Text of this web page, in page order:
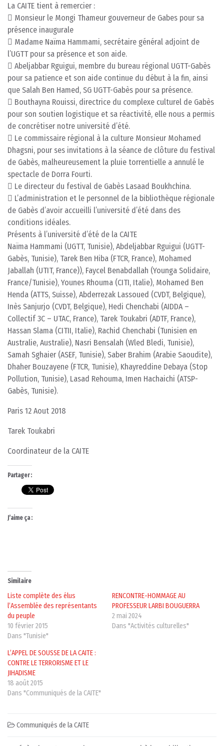
La CAITE tient à remercier :
 Monsieur le Mongi Thameur gouverneur de Gabes pour sa
présence inaugurale
 Madame Naïma Hammami, secrétaire général adjoint de
l’UGTT pour sa présence et son aide.
 Abeljabbar Rguigui, membre du bureau régional UGTT-Gabès
pour sa patience et son aide continue du début à la fin, ainsi
que Salah Ben Hamed, SG UGTT-Gabès pour sa présence.
 Bouthayna Rouissi, directrice du complexe culturel de Gabès
pour son soutien logistique et sa réactivité, elle nous a permis
de concrétiser notre université d’été.
 Le commissaire régional à la culture Monsieur Mohamed
Dhagsni, pour ses invitations à la séance de clôture du festival
de Gabès, malheureusement la pluie torrentielle a annulé le
spectacle de Dorra Fourti.
 Le directeur du festival de Gabès Lasaad Boukhchina.
 L’administration et le personnel de la bibliothèque régionale
de Gabès d’avoir accueilli l’université d’été dans des
conditions idéales.
Présents à l’université d’été de la CAITE
Naïma Hammami (UGTT, Tunisie), Abdeljabbar Rguigui (UGTT-
Gabès, Tunisie), Tarek Ben Hiba (FTCR, France), Mohamed
Jaballah (UTIT, France)), Faycel Benabdallah (Younga Solidaire,
France/Tunisie), Younes Rhouma (CITI, Italie), Mohamed Ben
Henda (ATTS, Suisse), Abderrezak Lassoued (CVDT, Belgique),
Inès Sanjurjo (CVDT, Belgique), Hedi Chenchabi (AIDDA –
Collectif 3C – UTAC, France), Tarek Toukabri (ADTF, France),
Hassan Slama (CITII, Italie), Rachid Chenchabi (Tunisien en
Australie, Australie), Nasri Bensalah (Wled Bledi, Tunisie),
Samah Sghaier (ASEF, Tunisie), Saber Brahim (Arabie Saoudite),
Dhaher Bouzayene (FTCR, Tunisie), Khayreddine Debaya (Stop
Pollution, Tunisie), Lasad Rehouma, Imen Hachaichi (ATSP-
Gabès, Tunisie).
Paris 12 Aout 2018
Tarek Toukabri
Coordinateur de la CAITE
Partager :
J’aime ça :
Similaire
Liste complète des élus
l’Assemblée des représentants
du peuple
10 février 2015
Dans "Tunisie"
RENCONTRE-HOMMAGE AU
PROFESSEUR LARBI BOUGUERRA
2 mai 2024
Dans "Activités culturelles"
L’APPEL DE SOUSSE DE LA CAITE :
CONTRE LE TERRORISME ET LE
JIHADISME
18 août 2015
Dans "Communiqués de la CAITE"
Communiqués de la CAITE